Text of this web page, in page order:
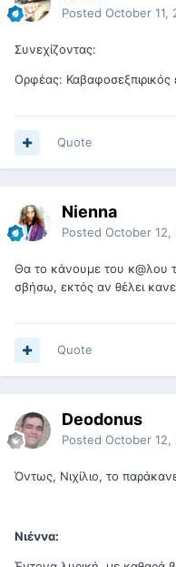
Posted October 11,
Συνεχίζοντας:
Ορφέας: Καβαφοσεξπιρικός
Quote
Nienna
Posted October 12,
Θα το κάνουμε του κ@λου
σβήσω, εκτός αν θέλει
Quote
Deodonus
Posted October 12,
Όντως, Νιχίλιο, το
Νιέννα: